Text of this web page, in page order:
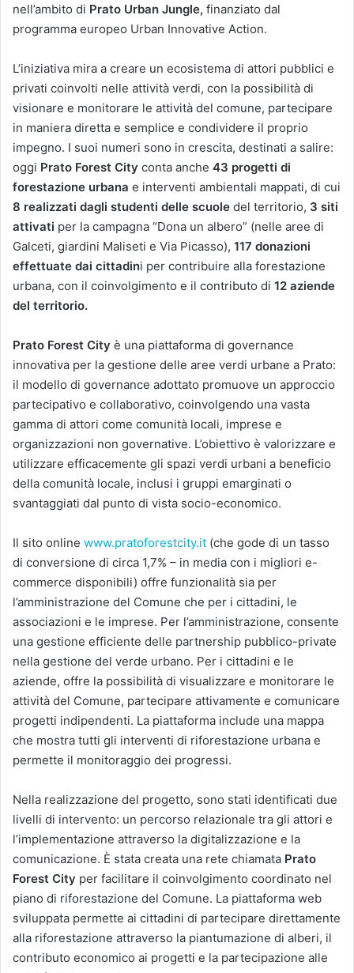
nell’ambito di Prato Urban Jungle, finanziato dal
programma europeo Urban Innovative Action.
L’iniziativa mira a creare un ecosistema di attori pubblici e
privati coinvolti nelle attività verdi, con la possibilità di
visionare e monitorare le attività del comune, partecipare
in maniera diretta e semplice e condividere il proprio
impegno. I suoi numeri sono in crescita, destinati a salire:
oggi Prato Forest City conta anche 43 progetti di
forestazione urbana e interventi ambientali mappati, di cui
8 realizzati dagli studenti delle scuole del territorio, 3 siti
attivati per la campagna “Dona un albero” (nelle aree di
Galceti, giardini Maliseti e Via Picasso), 117 donazioni
effettuate dai cittadini per contribuire alla forestazione
urbana, con il coinvolgimento e il contributo di 12 aziende
del territorio.
Prato Forest City è una piattaforma di governance
innovativa per la gestione delle aree verdi urbane a Prato:
il modello di governance adottato promuove un approccio
partecipativo e collaborativo, coinvolgendo una vasta
gamma di attori come comunità locali, imprese e
organizzazioni non governative. L’obiettivo è valorizzare e
utilizzare efficacemente gli spazi verdi urbani a beneficio
della comunità locale, inclusi i gruppi emarginati o
svantaggiati dal punto di vista socio-economico.
Il sito online www.pratoforestcity.it (che gode di un tasso
di conversione di circa 1,7% – in media con i migliori e-
commerce disponibili) offre funzionalità sia per
l’amministrazione del Comune che per i cittadini, le
associazioni e le imprese. Per l’amministrazione, consente
una gestione efficiente delle partnership pubblico-private
nella gestione del verde urbano. Per i cittadini e le
aziende, offre la possibilità di visualizzare e monitorare le
attività del Comune, partecipare attivamente e comunicare
progetti indipendenti. La piattaforma include una mappa
che mostra tutti gli interventi di riforestazione urbana e
permette il monitoraggio dei progressi.
Nella realizzazione del progetto, sono stati identificati due
livelli di intervento: un percorso relazionale tra gli attori e
l’implementazione attraverso la digitalizzazione e la
comunicazione. È stata creata una rete chiamata Prato
Forest City per facilitare il coinvolgimento coordinato nel
piano di riforestazione del Comune. La piattaforma web
sviluppata permette ai cittadini di partecipare direttamente
alla riforestazione attraverso la piantumazione di alberi, il
contributo economico ai progetti e la partecipazione alle